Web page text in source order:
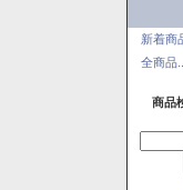
新着商
全商品...
商品